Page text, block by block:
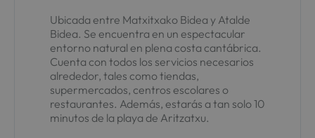
Ubicada entre Matxitxako Bidea y Atalde
Bidea. Se encuentra en un espectacular
entorno natural en plena costa cantábrica.
Cuenta con todos los servicios necesarios
alrededor, tales como tiendas,
supermercados, centros escolares o
restaurantes. Además, estarás a tan solo 10
minutos de la playa de Aritzatxu.